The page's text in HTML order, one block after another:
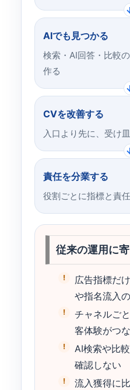
AIでも見つかる
検索・AI回答・比較
作る
CVを改善する
入口より先に、受け
責任を分業する
役割ごとに指標と責
従来の運用に
広告指標だ
や指名流入
チャネルご
客体験がつ
AI検索や比
確認しない
流入獲得に